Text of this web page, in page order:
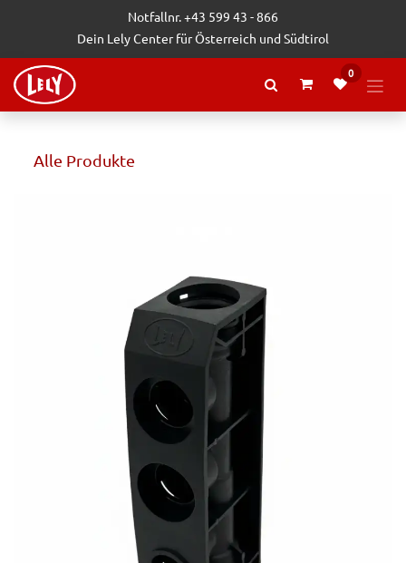
Zum Inhalt springenNotfallnr. +43 599 43 - 866
Dein Lely Center für Österreich und Südtirol
0
Alle Produkte